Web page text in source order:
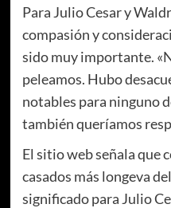
Para Julio Cesar y
compasión y
sido muy importante.
peleamos. Hubo
notables para ninguno
también queríamos
El sitio web señala que
casados más longeva
significado para Julio